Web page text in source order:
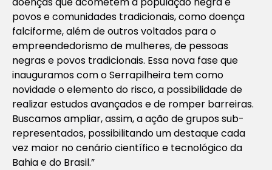
povos e comunidades tradicionais, como doença
falciforme, além de outros voltados para o
empreendedorismo de mulheres, de pessoas
negras e povos tradicionais. Essa nova fase que
inauguramos com o Serrapilheira tem como
novidade o elemento do risco, a possibilidade de
realizar estudos avançados e de romper barreiras.
Buscamos ampliar, assim, a ação de grupos sub-
representados, possibilitando um destaque cada
vez maior no cenário científico e tecnológico da
Bahia e do Brasil.”